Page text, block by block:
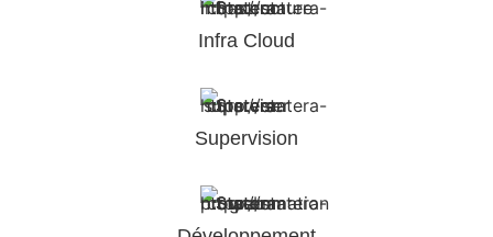
Infra Cloud
Supervision